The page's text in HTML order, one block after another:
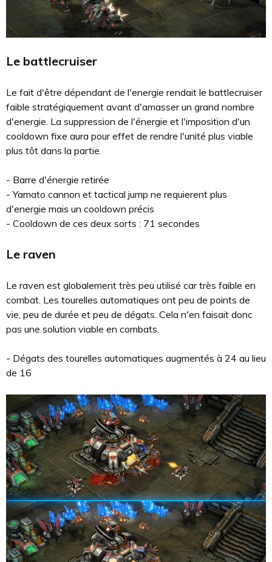
Le battlecruiser
Le fait d'être dépendant de l'energie rendait le battlecruiser
faible stratégiquement avant d'amasser un grand nombre
d'energie. La suppression de l'énergie et l'imposition d'un
cooldown fixe aura pour effet de rendre l'unité plus viable
plus tôt dans la partie.
- Barre d'énergie retirée
- Yamato cannon et tactical jump ne requierent plus
d'energie mais un cooldown précis
- Cooldown de ces deux sorts : 71 secondes
Le raven
Le raven est globalement très peu utilisé car très faible en
combat. Les tourelles automatiques ont peu de points de
vie, peu de durée et peu de dégats. Cela n'en faisait donc
pas une solution viable en combats.
- Dégats des tourelles automatiques augmentés à 24 au lieu
de 16